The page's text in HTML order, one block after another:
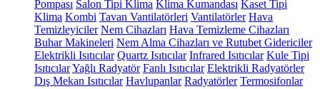
Pompası Salon Tipi Klima Klima Kumandası Kaset Tipi
Klima Kombi Tavan Vantilatörleri Vantilatörler Hava
Temizleyiciler Nem Cihazları Hava Temizleme Cihazları
Buhar Makineleri Nem Alma Cihazları ve Rutubet Gidericiler
Elektrikli Isıtıcılar Quartz Isıtıcılar Infrared Isıtıcılar Kule Tipi
IsıtıcılarYağlı Radyatör Fanlı Isıtıcılar Elektrikli Radyatörler
Dış Mekan Isıtıcılar Havlupanlar Radyatörler Termosifonlar